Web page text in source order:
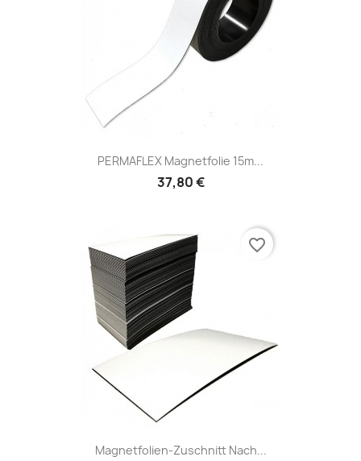
PERMAFLEX Magnetfolie 15m...
37,80 €
Magnetfolien-Zuschnitt Nach...
favorite_border